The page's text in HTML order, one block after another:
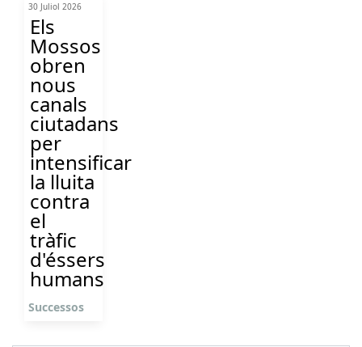
30 Juliol 2026
Els
Mossos
obren
nous
canals
ciutadans
per
intensificar
la lluita
contra
el
tràfic
d'éssers
humans
Successos